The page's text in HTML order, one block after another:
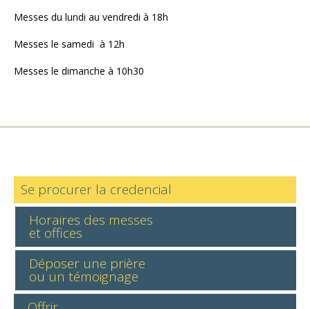
Messes du lundi au vendredi à 18h
Messes le samedi à 12h
Messes le dimanche à 10h30
Se procurer la credencial
Horaires des messes
et offices
Déposer une prière
ou un témoignage